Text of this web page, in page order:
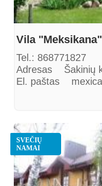
Vila "Meksikana"
Tel.: 868771827
Adresas Šakinių
El. paštas
SVEČIŲ
NAMAI